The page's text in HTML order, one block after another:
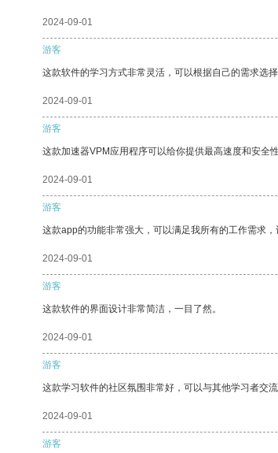
2024-09-01
游客
这款软件的学习方式非常灵活，可以根据自己的需求选择
2024-09-01
游客
这款加速器VPM应用程序可以给你提供最高速度和安全
2024-09-01
游客
这款app的功能非常强大，可以满足我所有的工作需求，
2024-09-01
游客
这款软件的界面设计非常简洁，一目了然。
2024-09-01
游客
这款学习软件的社区氛围非常好，可以与其他学习者交流
2024-09-01
游客